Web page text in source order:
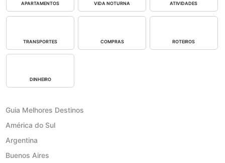
APARTAMENTOS VIDA NOTURNA ATIVIDADES
TRANSPORTES COMPRAS ROTEIROS
DINHEIRO
Guia Melhores Destinos
América do Sul
Argentina
Buenos Aires